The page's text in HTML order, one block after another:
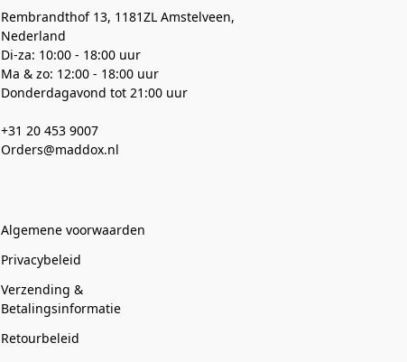
Rembrandthof 13, 1181ZL Amstelveen,
Nederland
Di-za: 10:00 - 18:00 uur
Ma & zo: 12:00 - 18:00 uur
Donderdagavond tot 21:00 uur
+31 20 453 9007
Orders@maddox.nl
Algemene voorwaarden
Privacybeleid
Verzending &
Betalingsinformatie
Retourbeleid